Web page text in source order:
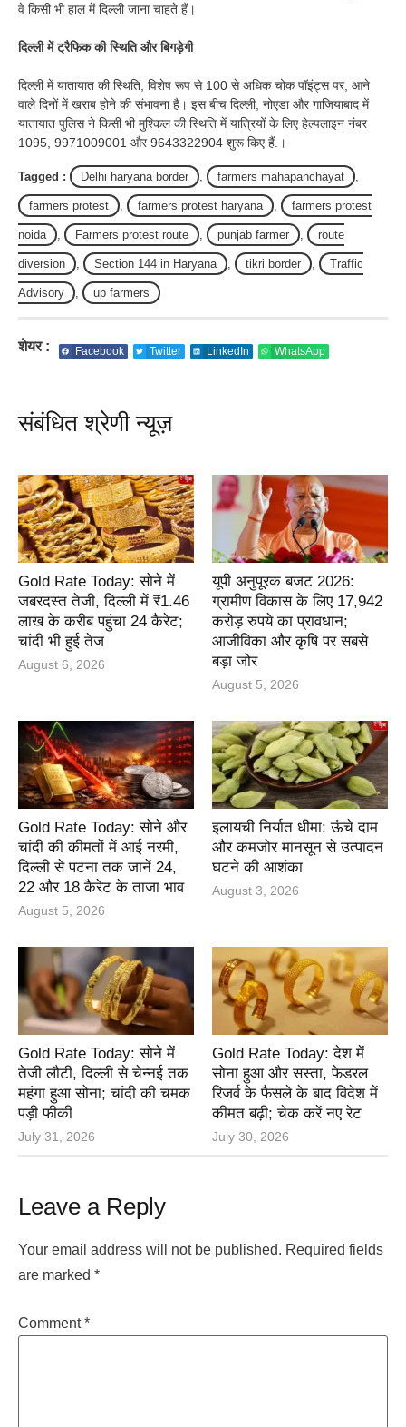
वे किसी भी हाल में दिल्ली जाना चाहते हैं।
दिल्ली में ट्रैफिक की स्थिति और बिगड़ेगी
दिल्ली में यातायात की स्थिति, विशेष रूप से 100 से अधिक चोक पॉइंट्स पर, आने
वाले दिनों में खराब होने की संभावना है। इस बीच दिल्ली, नोएडा और गाजियाबाद में
यातायात पुलिस ने किसी भी मुश्किल की स्थिति में यात्रियों के लिए हेल्पलाइन नंबर
1095, 9971009001 और 9643322904 शुरू किए हैं.।
Tagged : Delhi haryana border farmers mahapanchayat
farmers protest farmers protest haryana farmers protest
noida Farmers protest route punjab farmer route
diversion Section 144 in Haryana tikri border Traffic
Advisory up farmers
शेयर : Facebook Twitter LinkedIn WhatsApp
संबंधित श्रेणी न्यूज़
Gold Rate Today: सोने में
जबरदस्त तेजी, दिल्ली में ₹1.46
लाख के करीब पहुंचा 24 कैरेट;
चांदी भी हुई तेज
August 6, 2026
यूपी अनुपूरक बजट 2026:
ग्रामीण विकास के लिए 17,942
करोड़ रुपये का प्रावधान;
आजीविका और कृषि पर सबसे
बड़ा जोर
August 5, 2026
Gold Rate Today: सोने और
चांदी की कीमतों में आई नरमी,
दिल्ली से पटना तक जानें 24,
22 और 18 कैरेट के ताजा भाव
August 5, 2026
इलायची निर्यात धीमा: ऊंचे दाम
और कमजोर मानसून से उत्पादन
घटने की आशंका
August 3, 2026
Gold Rate Today: सोने में
तेजी लौटी, दिल्ली से चेन्नई तक
महंगा हुआ सोना; चांदी की चमक
पड़ी फीकी
July 31, 2026
Gold Rate Today: देश में
सोना हुआ और सस्ता, फेडरल
रिजर्व के फैसले के बाद विदेश में
कीमत बढ़ी; चेक करें नए रेट
July 30, 2026
Leave a Reply
Your email address will not be published. Required fields
are marked *
Comment*